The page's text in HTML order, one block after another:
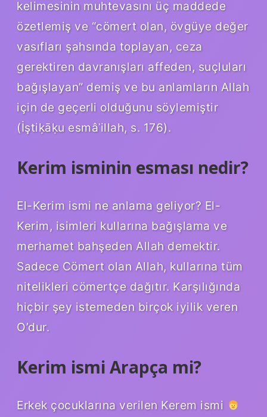
kelimesinin muhtevasını üç maddede
özetlemiş ve “cömert olan, övgüye değer
vasıfları şahsında toplayan, ceza
gerektiren davranışları affeden, suçluları
bağışlayan” demiş ve bu anlamların Allah
için de geçerli olduğunu söylemiştir
(İştiḳāḳu esmâʾillah, s. 176).
Kerim isminin esması nedir?
El-Kerim ismi ne anlama geliyor? El-
Kerim, isimleri kullarına bağışlama ve
merhamet bahşeden Allah demektir.
Sadece Cömert olan Allah, kullarına tüm
nitelikleri cömertçe dağıtır. Karşılığında
hiçbir şey istemeden birçok iyilik veren
O’dur.
Kerim ismi Arapça mi?
Erkek çocuklarına verilen Kerem ismi